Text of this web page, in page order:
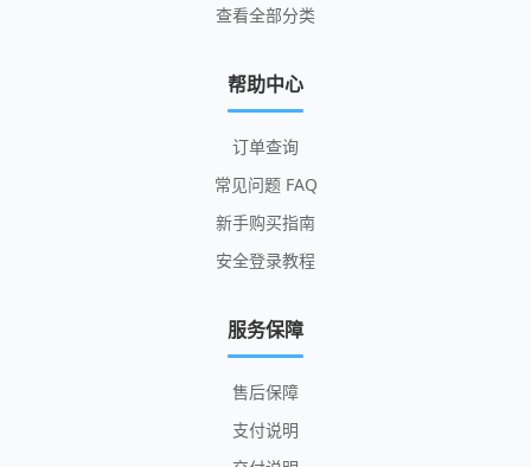
查看全部分类
帮助中心
订单查询
常见问题 FAQ
新手购买指南
安全登录教程
服务保障
售后保障
支付说明